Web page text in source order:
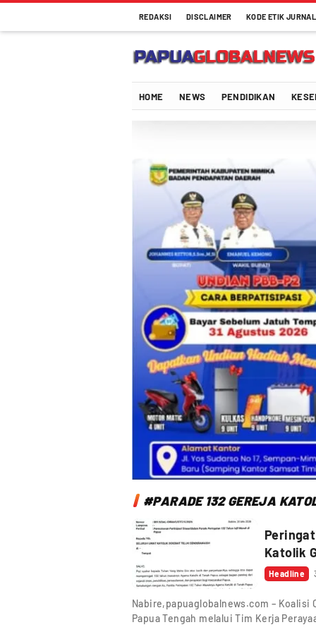
REDAKSI DISCLAIMER KODE ETIK
Papuaglobalnews.com
Menulis Fakta dengan Hati Bening
HOME NEWS PENDIDIKAN
#PARADE 132 GEREJA
Katolik
Headline
Nabire,papuaglobalnews.com –
Papua Tengah melalui Tim Kerja